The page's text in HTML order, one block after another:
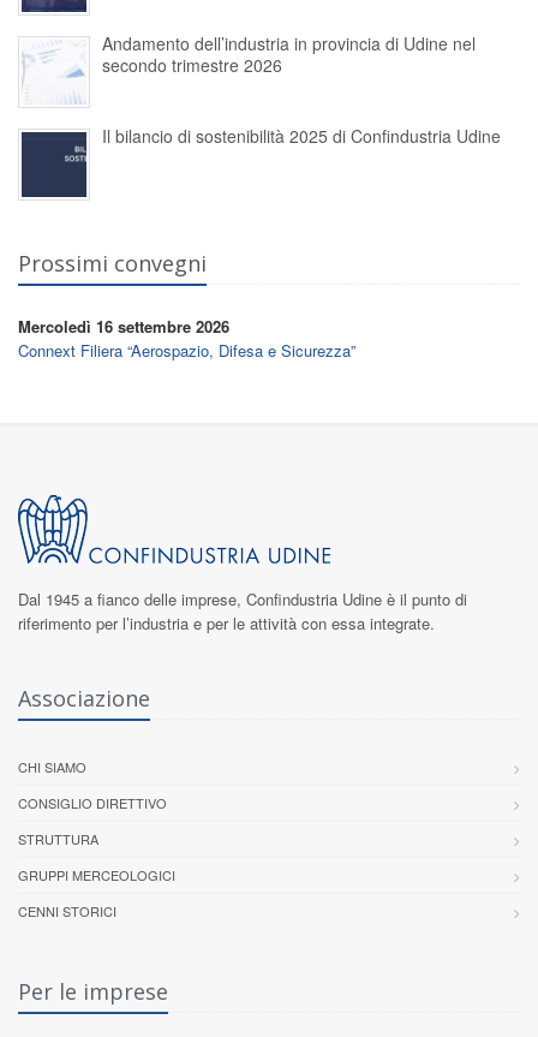
Andamento dell’industria in provincia di Udine nel
secondo trimestre 2026
Il bilancio di sostenibilità 2025 di Confindustria Udine
Prossimi convegni
Mercoledì 16 settembre 2026
Connext Filiera “Aerospazio, Difesa e Sicurezza”
Dal 1945 a fianco delle imprese, Confindustria Udine è il punto di
riferimento per l’industria e per le attività con essa integrate.
Associazione
CHI SIAMO
CONSIGLIO DIRETTIVO
STRUTTURA
GRUPPI MERCEOLOGICI
CENNI STORICI
Per le imprese